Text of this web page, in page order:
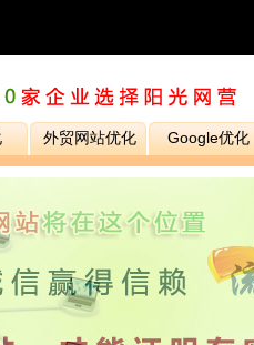
外贸网站优化 Google优化